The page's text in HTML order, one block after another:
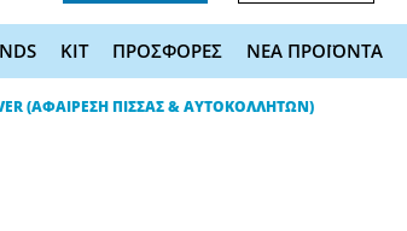
KIT ΠΡΟΣΦΟΡΕΣ ΝΕΑ ΠΡΟΪΟΝΤΑ
(ΑΦΑΙΡΕΣΗ ΠΙΣΣΑΣ & ΑΥΤΟΚΟΛΛΗΤΩΝ)